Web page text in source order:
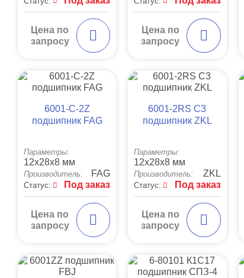
Цена по
запросу
Цена по
запросу
6001-С-2Z
подшипник FAG
Параметры:
12x28x8 мм
Производитель: FAG
Статус: Под заказ
Цена по
запросу
6001-2RS C3
подшипник ZKL
Параметры:
12x28x8 мм
Производитель: ZKL
Статус: Под заказ
Цена по
запросу